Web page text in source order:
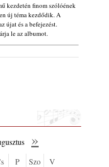
kezdetén finom szólóének
új téma kezdődik. A
újat és a befejezést.
le az albumot.
»
P Szo V